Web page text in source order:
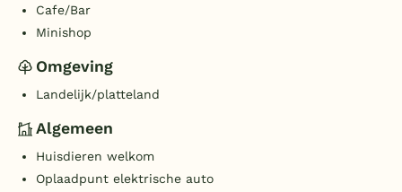
Cafe/Bar
Minishop
Omgeving
Landelijk/platteland
Algemeen
Huisdieren welkom
Oplaadpunt elektrische auto